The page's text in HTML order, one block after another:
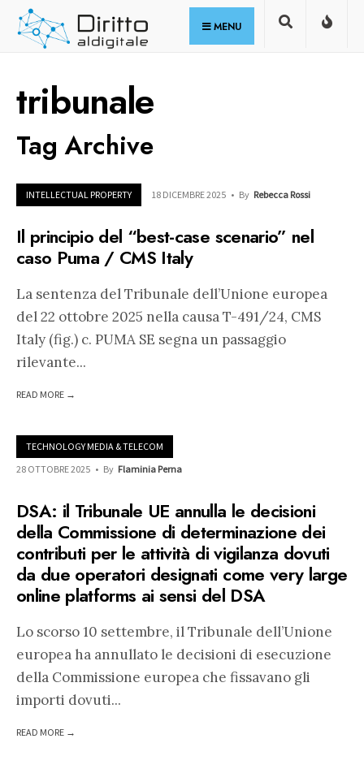
Skip
MENU
tribunale
Tag Archive
INTELLECTUAL PROPERTY 18 DICEMBRE 2025 • By Rebecca Rossi
Il principio del “best-case scenario” nel
caso Puma / CMS Italy
La sentenza del Tribunale dell’Unione europea
del 22 ottobre 2025 nella causa T-491/24, CMS
Italy (fig.) c. PUMA SE segna un passaggio
rilevante...
READ MORE →
TECHNOLOGY MEDIA & TELECOM
28 OTTOBRE 2025 • By Flaminia Perna
DSA: il Tribunale UE annulla le decisioni
della Commissione di determinazione dei
contributi per le attività di vigilanza dovuti
da due operatori designati come very large
online platforms ai sensi del DSA
Lo scorso 10 settembre, il Tribunale dell’Unione
europea ha annullato le decisioni di esecuzione
della Commissione europea che fissavano gli
importi dovuti...
READ MORE →